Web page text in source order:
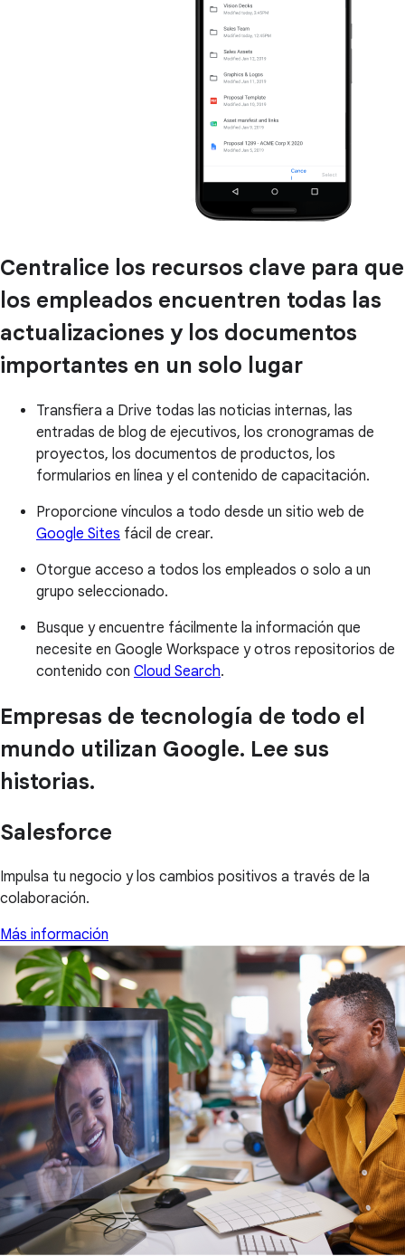
Centralice los recursos clave para que
los empleados encuentren todas las
actualizaciones y los documentos
importantes en un solo lugar
Transfiera a Drive todas las noticias internas, las
entradas de blog de ejecutivos, los cronogramas de
proyectos, los documentos de productos, los
formularios en línea y el contenido de capacitación.
Proporcione vínculos a todo desde un sitio web de
Google Sites fácil de crear.
Otorgue acceso a todos los empleados o solo a un
grupo seleccionado.
Busque y encuentre fácilmente la información que
necesite en Google Workspace y otros repositorios de
contenido con Cloud Search.
Empresas de tecnología de todo el
mundo utilizan Google. Lee sus
historias.
Salesforce
Impulsa tu negocio y los cambios positivos a través de la
colaboración.
Más información